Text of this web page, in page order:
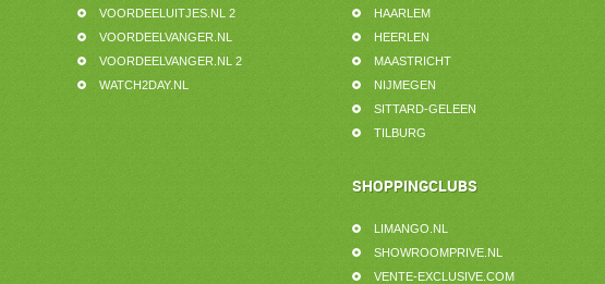
VOORDEELUITJES.NL 2
VOORDEELVANGER.NL
VOORDEELVANGER.NL 2
WATCH2DAY.NL
HAARLEM
HEERLEN
MAASTRICHT
NIJMEGEN
SITTARD-GELEEN
TILBURG
SHOPPINGCLUBS
LIMANGO.NL
SHOWROOMPRIVE.NL
VENTE-EXCLUSIVE.COM